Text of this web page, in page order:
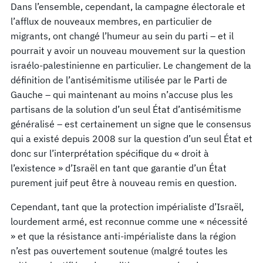
Dans l’ensemble, cependant, la campagne électorale et
l’afflux de nouveaux membres, en particulier de
migrants, ont changé l’humeur au sein du parti – et il
pourrait y avoir un nouveau mouvement sur la question
israélo-palestinienne en particulier. Le changement de la
définition de l’antisémitisme utilisée par le Parti de
Gauche – qui maintenant au moins n’accuse plus les
partisans de la solution d’un seul État d’antisémitisme
généralisé – est certainement un signe que le consensus
qui a existé depuis 2008 sur la question d’un seul État et
donc sur l’interprétation spécifique du « droit à
l’existence » d’Israël en tant que garantie d’un État
purement juif peut être à nouveau remis en question.
Cependant, tant que la protection impérialiste d’Israël,
lourdement armé, est reconnue comme une « nécessité
» et que la résistance anti-impérialiste dans la région
n’est pas ouvertement soutenue (malgré toutes les